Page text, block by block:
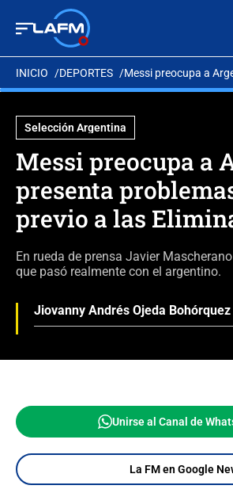
INICIO DEPORTES Messi preocupa a
Selección Argentina
Messi preocupa a
presenta
previo a las
En rueda de prensa Javier
que pasó realmente con el argentino.
Jiovanny Andrés Ojeda Bohórquez
Unirse al Canal de
La FM en Google